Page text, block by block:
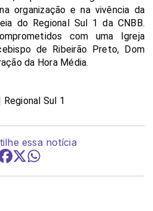
organização e na vivência da
do Regional Sul 1 da CNBB.
com uma Igreja
de Ribeirão Preto, Dom
da Hora Média.
Sul 1
essa notícia